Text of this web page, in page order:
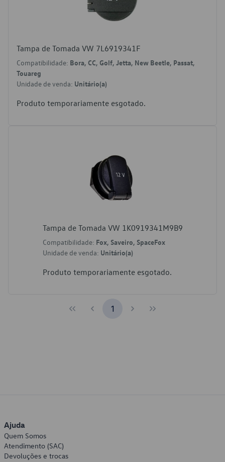
Tampa de Tomada VW 7L6919341F
Compatibilidade: Bora, CC, Golf, Jetta, New Beetle, Passat,
Touareg
Unidade de venda: Unitário(a)
Produto temporariamente esgotado.
Tampa de Tomada VW 1K0919341M9B9
Compatibilidade: Fox, Saveiro, SpaceFox
Unidade de venda: Unitário(a)
Produto temporariamente esgotado.
1
Ajuda
Quem Somos
Atendimento (SAC)
Devoluções e trocas